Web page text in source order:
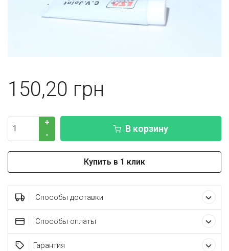
150,20
+
-
В корзину
Купить в 1 клик
Способы доставки
Способы оплаты
Гарантия